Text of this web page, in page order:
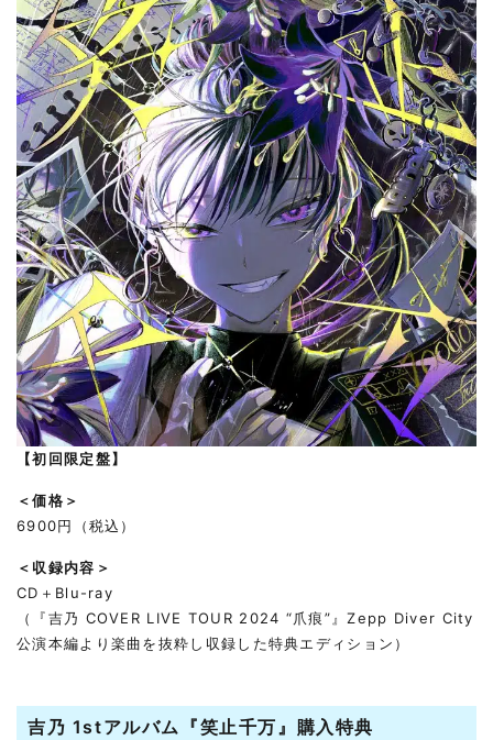
【初回限定盤】
＜価格＞
6900円（税込）
＜収録内容＞
CD＋Blu-ray
（『吉乃 COVER LIVE TOUR 2024 “爪痕”』Zepp Diver City
公演本編より楽曲を抜粋し収録した特典エディション）
吉乃 1stアルバム『笑止千万』購入特典